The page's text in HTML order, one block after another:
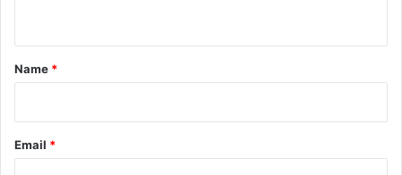
*
Name *
Email *